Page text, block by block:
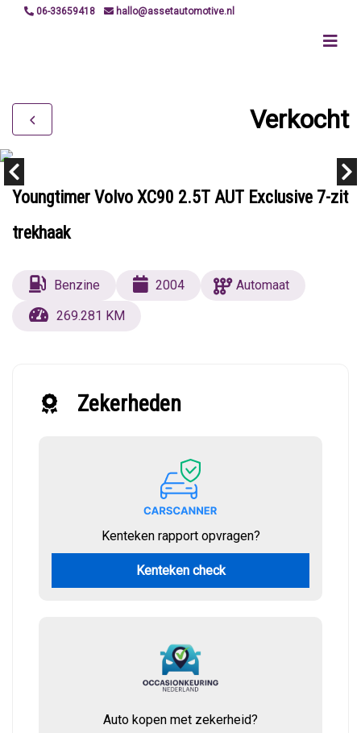
06-33659418 hallo@assetautomotive.nl
Verkocht
Youngtimer Volvo XC90 2.5T AUT Exclusive 7-zit
trekhaak
Benzine 2004
Automaat
269.281 KM
Zekerheden
Kenteken rapport opvragen?
Kenteken check
Auto kopen met zekerheid?